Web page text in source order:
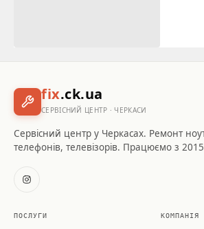
fix.ck.ua
СЕРВІСНИЙ ЦЕНТР · ЧЕРКАСИ
Сервісний центр у Черкасах. Ремонт
телефонів, телевізорів. Працюємо з
ПОСЛУГИ КОМПАНІЯ